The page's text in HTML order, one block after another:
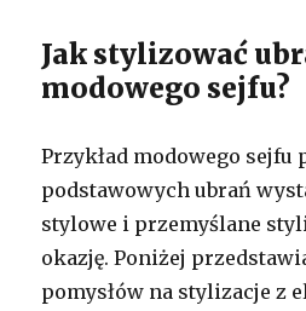
Jak stylizować
modowego sejfu?
Przykład modowego sejfu
podstawowych ubrań
stylowe i przemyślane
okazję. Poniżej
pomysłów na stylizacje z